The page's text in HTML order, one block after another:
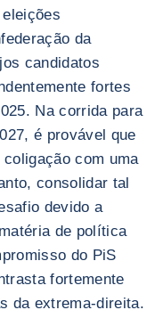
da
candidatos
fortes
Na corrida para
é provável que
com uma
consolidar tal
devido a
de política
do PiS
fortemente
da extrema-direita.